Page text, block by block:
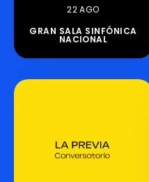
22 AGO
GRAN SALA SINFÓNICA
NACIONAL